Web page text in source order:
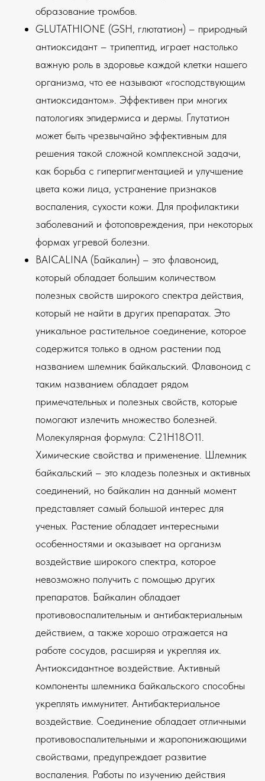
образование тромбов.
GLUTATHIONE (GSH, глютатион) – природный
антиоксидант – трипептид, играет настолько
важную роль в здоровье каждой клетки нашего
организма, что ее называют «господствующим
антиоксидантом». Эффективен при многих
патологиях эпидермиса и дермы. Глутатион
может быть чрезвычайно эффективным для
решения такой сложной комплексной задачи,
как борьба с гиперпигментацией и улучшение
цвета кожи лица, устранение признаков
воспаления, сухости кожи. Для профилактики
заболеваний и фотоповреждения, при некоторых
формах угревой болезни.
BAICALINA (Байкалин) – это флавоноид,
который обладает большим количеством
полезных свойств широкого спектра действия,
который не найти в других препаратах. Это
уникальное растительное соединение, которое
содержится только в одном растении под
названием шлемник байкальский. Флавоноид с
таким названием обладает рядом
примечательных и полезных свойств, которые
помогают излечить множество болезней.
Молекулярная формула: C21H18O11.
Химические свойства и применение. Шлемник
байкальский – это кладезь полезных и активных
соединений, но байкалин на данный момент
представляет самый большой интерес для
ученых. Растение обладает интересными
особенностями и оказывает на организм
воздействие широкого спектра, которое
невозможно получить с помощью других
препаратов. Байкалин обладает
противовоспалительным и антибактериальным
действием, а также хорошо отражается на
работе сосудов, расширяя и укрепляя их.
Антиоксидантное воздействие. Активный
компоненты шлемника байкальского способны
укреплять иммунитет. Антибактериальное
воздействие. Соединение обладает отличными
противовоспалительными и жаропонижающими
свойствами, предупреждает развитие
воспаления. Работы по изучению действия